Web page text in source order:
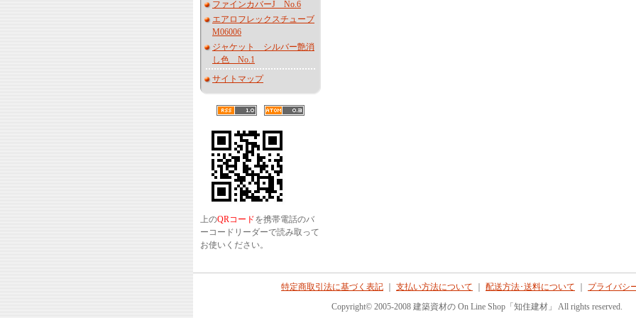
ファインカバーJ No.6
エアロフレックスチューブ
M06006
ジャケット シルバー艶消
し色 No.1
サイトマップ
上のQRコードを携帯電話のバ
ーコードリーダーで読み取って
お使いください。
特定商取引法に基づく表記 支払い方法について 配送方法･送料について
プライバシ
Copyright© 2005-2008 建築資材の On Line Shop「知住建材」 All rights reserved.